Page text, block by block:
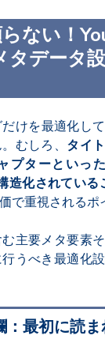
ない！
タデータ
けを最適化し
むしろ、 タイ
プターといっ
造化されている
で重視されるポ
主要メタ要素
うべき最適化
：最初に読